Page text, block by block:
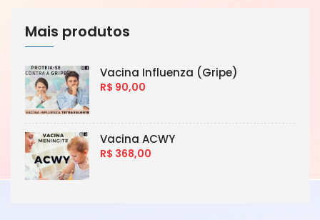
Mais produtos
Vacina Influenza (Gripe)
R$ 90,00
Vacina ACWY
R$ 368,00